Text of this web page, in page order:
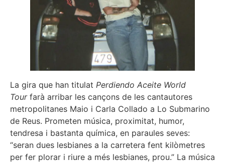
La gira que han titulat Perdiendo Aceite World
Tourfarà arribar les cançons de les cantautores
metropolitanes Maio i Carla Collado a Lo Submarino
de Reus. Prometen música, proximitat, humor,
tendresa i bastanta química, en paraules seves:
“seran dues lesbianes a la carretera fent kilòmetres
per fer plorar i riure a més lesbianes, prou.” La música